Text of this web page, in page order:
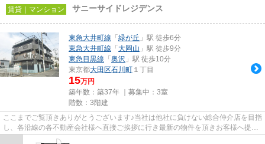
賃貸｜マンション サニーサイドレジデンス
東急大井町線 「 緑が丘 」駅 徒歩6分
東急大井町線 「 大岡山 」駅 徒歩9分
東急目黒線 「 奥沢 」駅 徒歩10分
東京都大田区石川町 １丁目
15万円
築年数：築37年 ｜募集中： 3室
階数：3階建
ここまでご覧頂きありがとうございます♪当社は他社に負けない総合仲介店を目指
し、各沿線の各不動産会社様へ直接ご挨拶に行き最新の物件を頂きお客様へ提供
しております！最新の情報は...